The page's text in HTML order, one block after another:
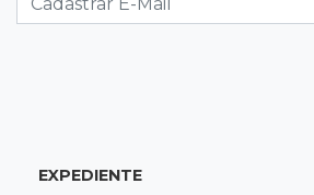
14:28Preservação
EXPEDIENTE